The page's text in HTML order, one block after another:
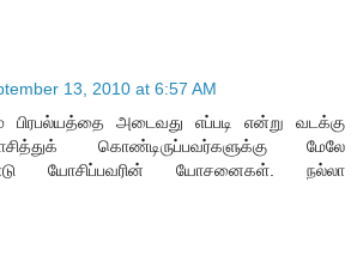
13, 2010 at 6:57 AM
பிரபல்யத்தை அடைவது எப்படி என்று வடக்கு
கொண்டிருப்பவர்களுக்கு மேலே
யோசிப்பவரின் யோசனைகள். நல்லா